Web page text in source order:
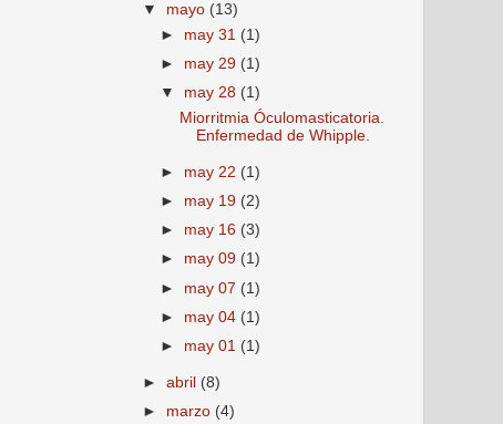
▼ mayo (13)
► may 31 (1)
► may 29 (1)
▼ may 28 (1)
Miorritmia Óculomasticatoria.
Enfermedad de Whipple.
► may 22 (1)
► may 19 (2)
► may 16 (3)
► may 09 (1)
► may 07 (1)
► may 04 (1)
► may 01 (1)
►abril (8)
► marzo (4)